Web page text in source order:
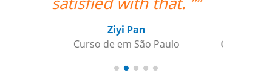
Curso de Italiano em Guarulhos,
Commander (Colonel), Brazilian Air
Brasileira)